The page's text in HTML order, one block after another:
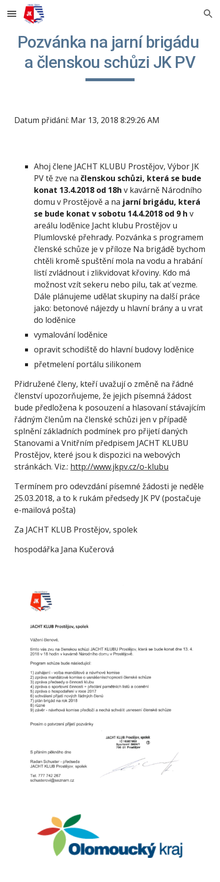
Skip to main content Skip to navigation
Pozvánka na jarní brigádu
a členskou schůzi JK PV
Datum přidání: Mar 13, 2018 8:29:26 AM
Ahoj člene JACHT KLUBU Prostějov, Výbor JK
PV tě zve na členskou schůzi, která se bude
konat 13.4.2018 od 18h v kavárně Národního
domu v Prostějově a na jarní brigádu, která
se bude konat v sobotu 14.4.2018 od 9 h v
areálu loděnice Jacht klubu Prostějov u
Plumlovské přehrady. Pozvánka s programem
členské schůze je v příloze Na brigádě bychom
chtěli kromě spuštění mola na vodu a hrabání
listí zvládnout i zlikvidovat křoviny. Kdo má
možnost vzít sekeru nebo pilu, tak ať vezme.
Dále plánujeme udělat skupiny na další práce
jako: betonové nájezdy u hlavní brány a u vrat
do loděnice
vymalování loděnice
opravit schodiště do hlavní budovy loděnice
přetmelení portálu silikonem
Přidružené členy, kteří uvažují o změně na řádné
členství upozorňujeme, že jejich písemná žádost
bude předložena k posouzení a hlasovaní stávajícím
řádným členům na členské schůzi jen v případě
splnění základních podmínek pro přijetí daných
Stanovami a Vnitřním předpisem JACHT KLUBU
Prostějov, které jsou k dispozici na webových
stránkách. Viz.: http://www.jkpv.cz/o-klubu
Termínem pro odevzdání písemné žádosti je neděle
25.03.2018, a to k rukám předsedy JK PV (postačuje
e-mailová pošta)
Za JACHT KLUB Prostějov, spolek
hospodářka Jana Kučerová